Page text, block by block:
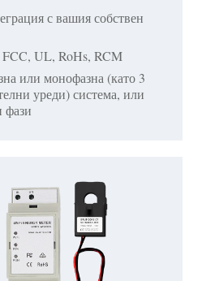
с вашия собствен
FCC, UL, RoHs, RCM
или монофазна (като 3
уреди) система, или
фази